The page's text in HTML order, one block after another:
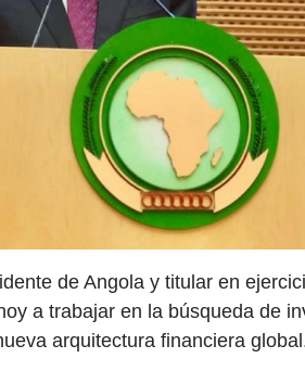
de Angola y titular en
a trabajar en la búsqueda de
arquitectura financiera